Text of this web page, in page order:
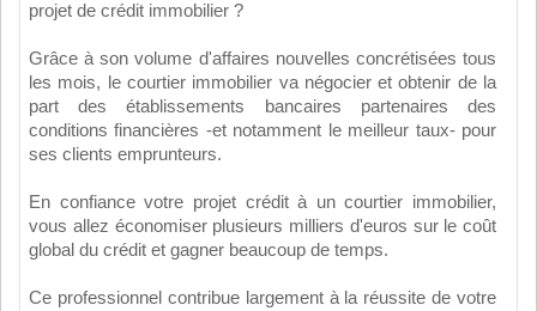
projet de crédit immobilier ?
Grâce à son volume d'affaires nouvelles concrétisées tous
les mois, le courtier immobilier va négocier et obtenir de la
part des établissements bancaires partenaires des
conditions financières -et notamment le meilleur taux- pour
ses clients emprunteurs.
En confiance votre projet crédit à un courtier immobilier,
vous allez économiser plusieurs milliers d'euros sur le coût
global du crédit et gagner beaucoup de temps.
Ce professionnel contribue largement à la réussite de votre